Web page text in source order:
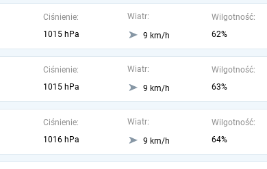
Ciśnienie:
1015 hPa
Wiatr:
9 km/h
Wilgotność:
62%
Ciśnienie:
1015 hPa
Wiatr:
9 km/h
Wilgotność:
63%
Ciśnienie:
1016 hPa
Wiatr:
9 km/h
Wilgotność:
64%